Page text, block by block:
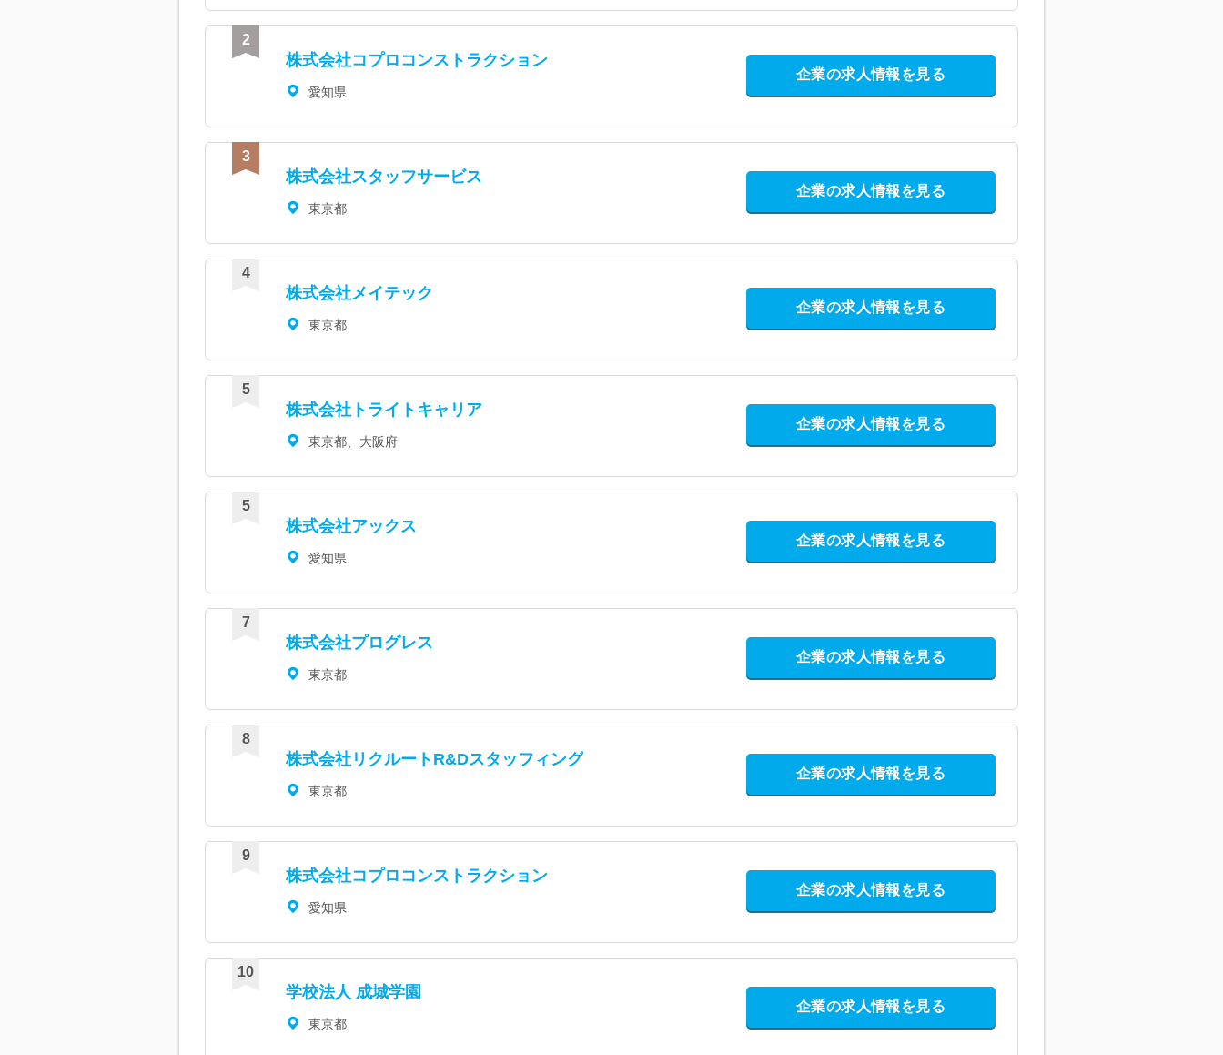
株式会社コプロコンストラクション
愛知県
企業の求人情報を見る
株式会社スタッフサービス
東京都
企業の求人情報を見る
株式会社メイテック
東京都
企業の求人情報を見る
株式会社トライトキャリア
東京都、大阪府
企業の求人情報を見る
株式会社アックス
愛知県
企業の求人情報を見る
株式会社プログレス
東京都
企業の求人情報を見る
株式会社リクルートR&Dスタッフィング
東京都
企業の求人情報を見る
株式会社コプロコンストラクション
愛知県
企業の求人情報を見る
学校法人 成城学園
東京都
企業の求人情報を見る